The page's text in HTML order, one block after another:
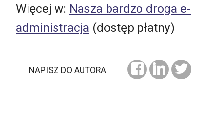
Więcej w: Nasza bardzo droga e-
administracja (dostęp płatny)
NAPISZ DO AUTORA